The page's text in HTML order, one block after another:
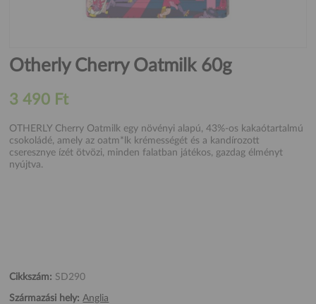
Otherly Cherry Oatmilk 60g
3 490 Ft
OTHERLY Cherry Oatmilk egy növényi alapú, 43%-os kakaótartalmú
csokoládé, amely az oatm*lk krémességét és a kandírozott
cseresznye ízét ötvözi, minden falatban játékos, gazdag élményt
nyújtva.
Cikkszám: SD290
Származási hely: Anglia